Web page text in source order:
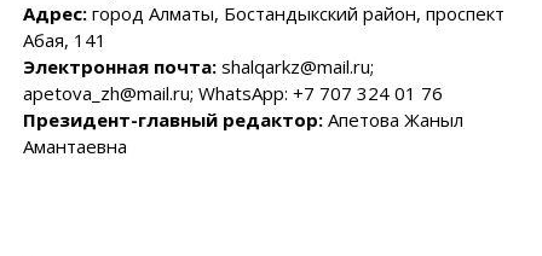
Адрес:город Алматы, Бостандыкский район, проспект
Абая, 141
Электронная почта:shalqarkz@mail.ru;
apetova_zh@mail.ru; WhatsApp: +7 707 324 01 76
Президент-главный редактор:Апетова Жаныл
Амантаевна